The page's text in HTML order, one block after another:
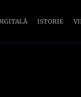
ISTORIE